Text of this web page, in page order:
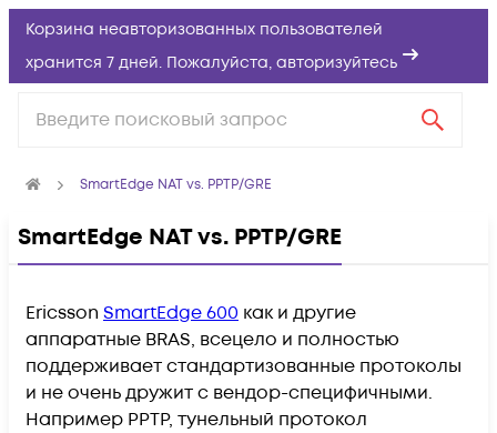
Корзина неавторизованных пользователей
хранится 7 дней. Пожалуйста, авторизуйтесь
SmartEdge NAT vs. PPTP/GRE
SmartEdge NAT vs. PPTP/GRE
Ericsson SmartEdge 600 как и другие
аппаратные BRAS, всецело и полностью
поддерживает стандартизованные протоколы
и не очень дружит с вендор-специфичными.
Например PPTP, тунельный протокол